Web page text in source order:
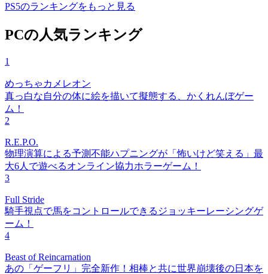
PS5のランキングをもっと見る
PCの人気ランキング
1
めっちゃカメレオン
真っ白な自分の体に絵を描いて擬態する、かくれんぼゲー
ム！
2
R.E.P.O.
物理演算による予測不能ハプニングが「怖いけど笑える」最
大6人で遊べるオンライン協力ホラーゲーム！
3
Full Stride
騎手視点で馬をコントロールできるジョッキーレーシングゲ
ーム！
4
Beast of Reincarnation
あの「ゲーフリ」完全新作！相棒と共に世界崩壊後の日本を